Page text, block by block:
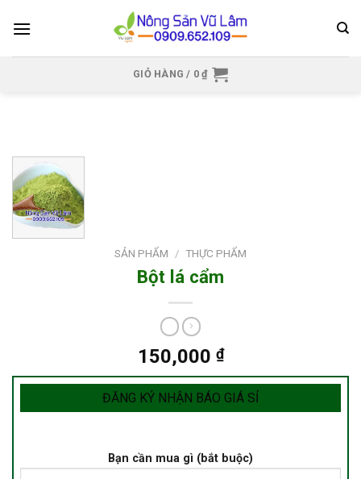
GIỎ HÀNG / 0₫
SẢN PHẨM / THỰC PHẨM
Bột lá cẩm
150,000 ₫
ĐĂNG KÝ NHẬN BÁO GIÁ SỈ
Bạn cần mua gì (bắt buộc)